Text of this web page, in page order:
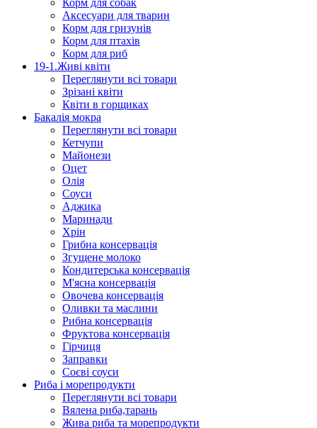
Корм для собак
Аксесуари для тварин
Корм для гризунів
Корм для птахів
Корм для риб
19-1.Живі квіти
Переглянути всі товари
Зрізані квіти
Квіти в горщиках
Бакалія мокра
Переглянути всі товари
Кетчупи
Майонези
Оцет
Олія
Соуси
Аджика
Маринади
Хрін
Грибна консервація
Згущене молоко
Кондитерська консервація
М'ясна консервація
Овочева консервація
Оливки та маслини
Рибна консервація
Фруктова консервація
Гірчиця
Заправки
Соєві соуси
Риба і морепродукти
Переглянути всі товари
Вялена риба,тарань
Жива риба та морепродукти